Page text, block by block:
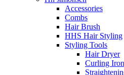
Accessories
Combs
Hair Brush
HHS Hair Styling
Styling Tools
Hair Dryer
Curling